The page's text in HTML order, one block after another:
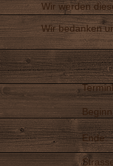
Wir werden
Wir bedanken
Beginn:
Ende: